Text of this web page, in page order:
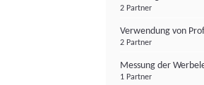
2 Partner
Verwendung von
2 Partner
Messung der
1 Partner